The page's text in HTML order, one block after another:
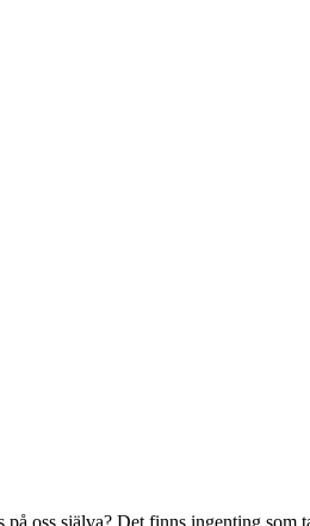
oss själva? Det finns ingenting som